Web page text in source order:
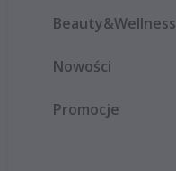
Beauty&Wellness
Nowości
Promocje